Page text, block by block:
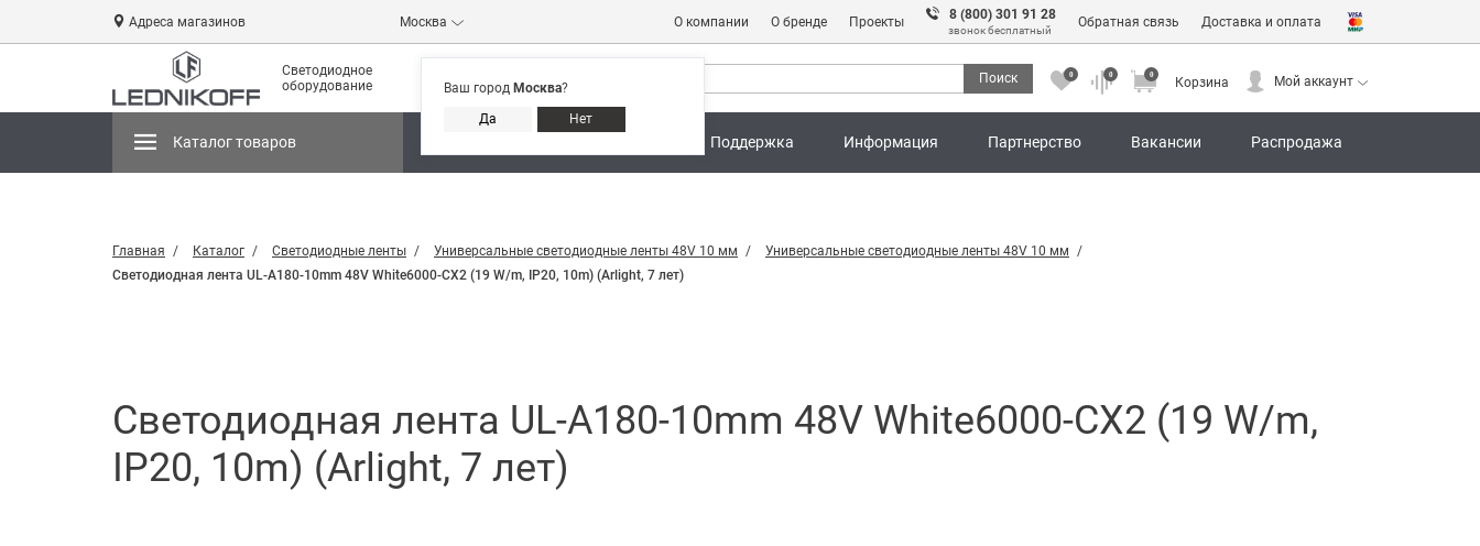
Адреса магазинов Москва
Ваш город Москва?
Да
Нет
О компании О бренде Проекты 8 (800) 301 91 28
звонок бесплатный
Обратная связь Доставка и оплата
Светодиодное
оборудование
Поиск 0 0 0
Корзина Мой аккаунт
Каталог товаров Поддержка Информация Партнерство Вакансии Распродажа
Адреса магазинов 8 (800) 301 91 28 Корзина Мой аккаунт
Главная Каталог Светодиодные ленты Универсальные светодиодные ленты 48V 10 мм
Универсальные светодиодные ленты 48V 10 мм
Светодиодная лента UL-A180-10mm 48V White6000-CX2 (19 W/m, IP20, 10m) (Arlight, 7 лет)
Светодиодная лента UL-A180-10mm 48V White6000-CX2 (19 W/m,
IP20, 10m) (Arlight, 7 лет)